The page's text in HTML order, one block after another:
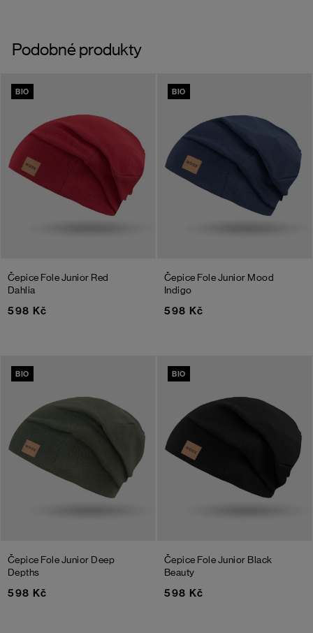
Podobné produkty
BIO
Čepice Fole Junior Red
Dahlia
598 Kč
BIO
Čepice Fole Junior Mood
Indigo
598 Kč
BIO
Čepice Fole Junior Deep
Depths
598 Kč
BIO
Čepice Fole Junior Black
Beauty
598 Kč